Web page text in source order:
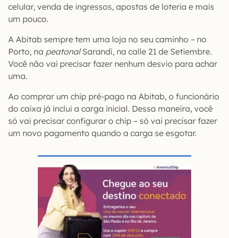
celular, venda de ingressos, apostas de loteria e mais
um pouco.
A Abitab sempre tem uma loja no seu caminho – no
Porto, na peatonalSarandí, na calle 21 de Setiembre.
Você não vai precisar fazer nenhum desvio para achar
uma.
Ao comprar um chip pré-pago na Abitab, o funcionário
do caixa já inclui a carga inicial. Dessa maneira, você
só vai precisar configurar o chip – só vai precisar fazer
um novo pagamento quando a carga se esgotar.